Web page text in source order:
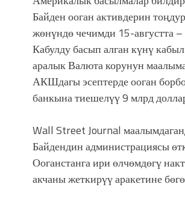
Park'ка 30 миң адам чогулду
Байден ооган активдерин
жөнүндө чечимди 15-августта –
Кабулду басып алган күнү
аралык Валюта корунун
АКШдагы эсептерде ооган
банкына тиешелүү 9 млрд
Wall Street Journal
Байдендин администрациясы
Ооганстанга ири өлчөмдөгү
акчаны жеткирүү аракетине